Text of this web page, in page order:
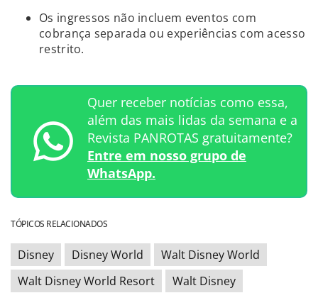
Os ingressos não incluem eventos com
cobrança separada ou experiências com acesso
restrito.
Quer receber notícias como essa,
além das mais lidas da semana e a
Revista PANROTAS gratuitamente?
Entre em nosso grupo de
WhatsApp.
TÓPICOS RELACIONADOS
Disney Disney World
Walt Disney World
Walt Disney World Resort
Walt Disney